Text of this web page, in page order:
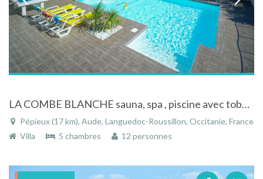
LA COMBE BLANCHE sauna, spa , piscine avec toboggan aquatique 18 ml
Pépieux (17 km), Aude, Languedoc-Roussillon, Occitanie, France
Villa
5 chambres 12 personnes